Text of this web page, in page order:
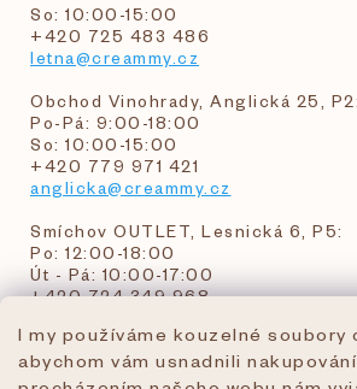
I my používáme kouzelné soubory
abychom vám usnadnili
So: 10:00-15:00
+420 725 483 486
letna@creammy.cz
Obchod Vinohrady, Anglická 25, P2:
Po-Pá: 9:00-18:00
So: 10:00-15:00
+420 779 971 421
anglicka@creammy.cz
Smíchov OUTLET, Lesnická 6, P5:
Po: 12:00-18:00
Út - Pá: 10:00-17:00
+420 724 349 968
objednavky@creammy.cz